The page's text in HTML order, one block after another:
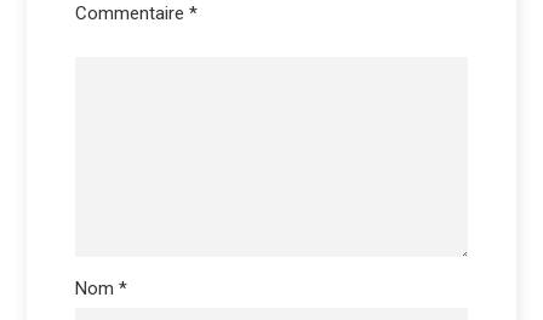
Commentaire*
Nom*